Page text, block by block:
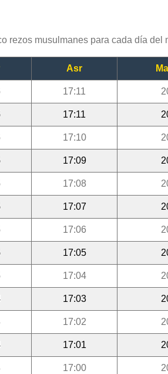
rezos musulmanes para cada día del
Asr
17:11
17:11
17:10
17:09
17:08
17:07
17:06
17:05
17:04
17:03
17:02
17:01
17:00